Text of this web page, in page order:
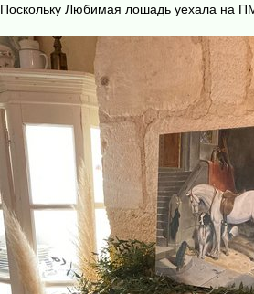
Поскольку Любимая лошадь уехала на